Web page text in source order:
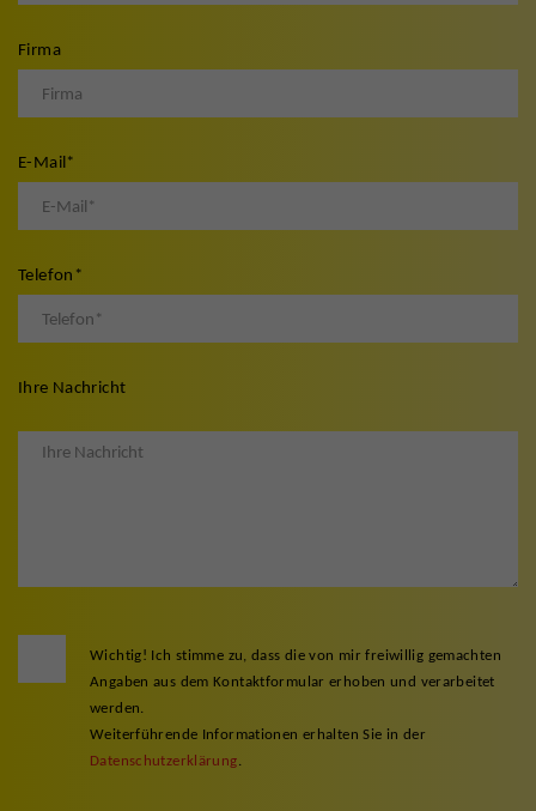
Firma
E-Mail*
Telefon *
Ihre Nachricht
Wichtig! Ich stimme zu, dass die von mir freiwillig gemachten
Angaben aus dem Kontaktformular erhoben und verarbeitet
werden.
Weiterführende Informationen erhalten Sie in der
Datenschutzerklärung.